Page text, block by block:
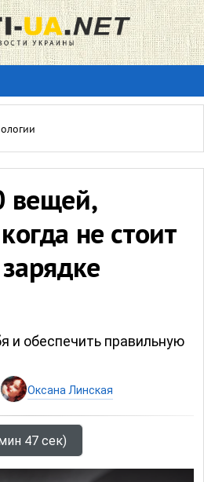
вещей,
не стоит
и обеспечить правильную
Оксана Линская
47 сек)